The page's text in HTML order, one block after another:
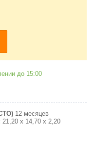
до 15:00
12 месяцев
21,20 x 14,70 x 2,20